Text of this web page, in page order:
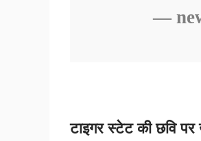
—
टाइगर स्टेट की छवि पर